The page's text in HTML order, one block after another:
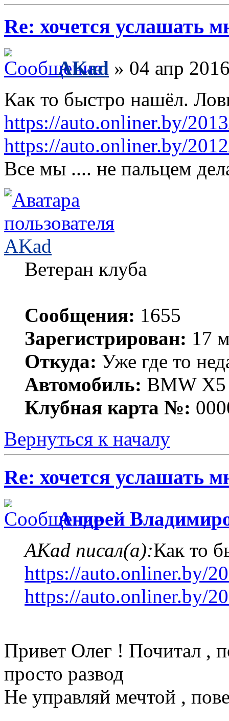
Re: хочется услашать
AKad » 04 апр
Как то быстро нашёл.
https://auto.onliner.by/
https://auto.onliner.by/
Все мы .... не пальцем
AKad
Ветеран клуба
Сообщения: 1655
Зарегистрирован: 17
Откуда: Уже где то
Автомобиль: BMW X5
Клубная карта №:
Вернуться к началу
Re: хочется услашать
Андрей
AKad писал(а):Как то
https://auto.onliner.by/
https://auto.onliner.by/
Привет Олег ! Почитал ,
просто развод
Не управляй мечтой ,